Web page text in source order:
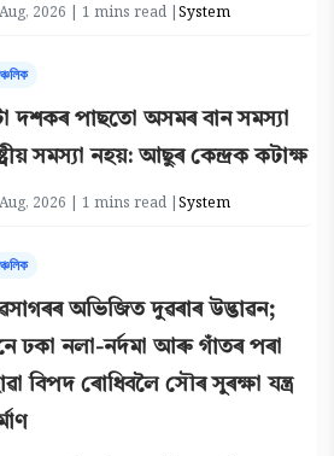
2026 | 1 mins read |System
দশকৰ পাছতো অসমৰ বান সমস্যা
সমস্যা নহয়: আছুৰ কেন্দ্ৰক কটাক্ষ
2026 | 1 mins read |System
অভিজিত দুৱৰাৰ উদ্ভাৱন;
ঢকা নলা-নৰ্দমা আৰু গাঁতৰ পৰা
বিপদ ৰোধিবলৈ সৌৰ সুৰক্ষা যন্ত্ৰ